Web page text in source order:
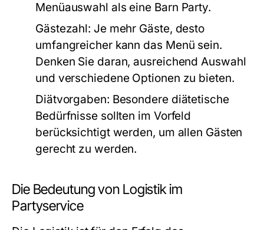
Menüauswahl als eine Barn Party.
Gästezahl: Je mehr Gäste, desto
umfangreicher kann das Menü sein.
Denken Sie daran, ausreichend Auswahl
und verschiedene Optionen zu bieten.
Diätvorgaben: Besondere diätetische
Bedürfnisse sollten im Vorfeld
berücksichtigt werden, um allen Gästen
gerecht zu werden.
Die Bedeutung von Logistik im
Partyservice